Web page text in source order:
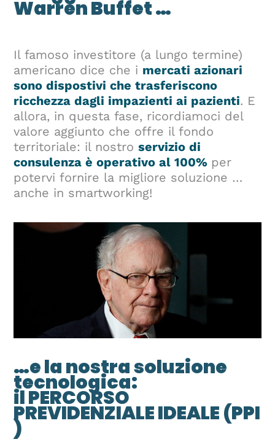
Warren Buffet …
Il famoso investitore (a lungo termine)
americano dice che i mercati azionari
sono dispostivi che trasferiscono
ricchezza dagli impazienti ai pazienti. E
allora, in questa fase, ricordiamoci del
valore aggiunto che offre il fondo
territoriale: il nostroservizio di
consulenza è operativo al 100% per
potervi fornire la migliore soluzione …
anche in smartworking!
…e la nostra soluzione
tecnologica:
il PERCORSO
PREVIDENZIALE IDEALE (PPI
)